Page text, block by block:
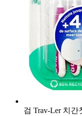
검 Trav-Ler 치간